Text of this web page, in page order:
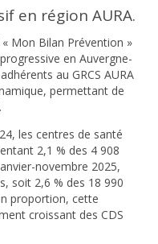
en région AURA.
Mon Bilan Prévention »
en Auvergne-
au GRCS AURA
permettant de
, les centres de santé
2,1 % des 4 908
novembre 2025,
, soit 2,6 % des 18 990
proportion, cette
croissant des CDS